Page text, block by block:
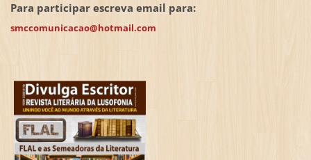
Para participar escreva email para:
smccomunicacao@hotmail.com